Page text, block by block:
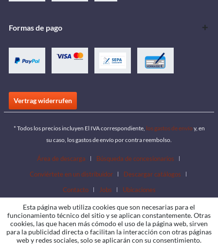
Formas de pago
Vertrag widerrufen
* Todos los precios incluyen El IVA correspondiente, los gastos de envío y, en
su caso, los gastos de envío por contra reembolso.
Área de descarga
Búsqueda de concesionarios
Conviértete en un distribuidor
Descargar catálogos
Contacto
Jobs Ubicaciones
Esta página web utiliza cookies que son necesarias para el
funcionamiento técnico del sitio y se aplican constantemente. Otras
cookies, las que hacen más cómodo el uso de la página web, sirven
para la publicidad directa o facilitan la interacción con otras páginas
web y redes sociales, solo se aplicarán con su consentimiento.